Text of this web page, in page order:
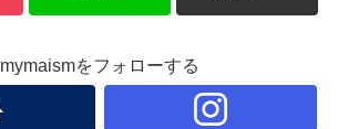
mymaismをフォローする